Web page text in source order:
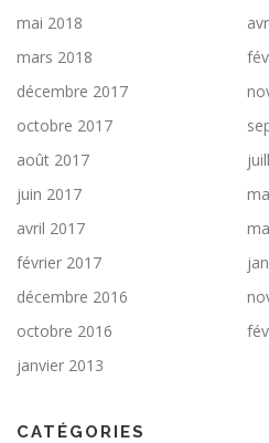
mai 2018
mars 2018
décembre 2017
octobre 2017
août 2017
juin 2017
avril 2017
février 2017
décembre 2016
octobre 2016
janvier 2013
CATÉGORIES